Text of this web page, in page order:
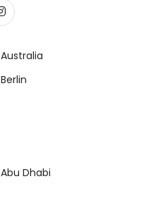
Australia
Berlin
Abu Dhabi